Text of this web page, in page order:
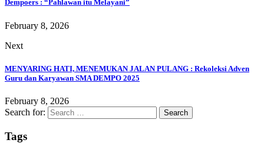
Dempoers : “Pahlawan itu Melayani”
February 8, 2026
Next
MENYARING HATI, MENEMUKAN JALAN PULANG : Rekoleksi Adven
Guru dan Karyawan SMA DEMPO 2025
February 8, 2026
Search for:
Tags